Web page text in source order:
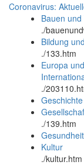
Coronavirus:
Bauen
./
Bildung
./133.htm
Europa und
./
./139.htm
Gesundheit
Kultur
./kultur.htm